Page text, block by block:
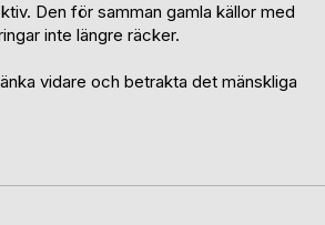
Den för samman gamla källor med
inte längre räcker.
vidare och betrakta det mänskliga